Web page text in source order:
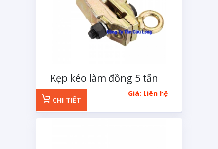
Kẹp kéo làm đồng 5 tấn
Giá: Liên hệ
CHI TIẾT